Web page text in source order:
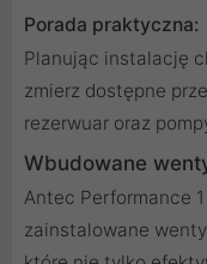
Porada praktyczna:
Planując instalację
zmierz dostępne
rezerwuar oraz
Wbudowane
Antec Performance
zainstalowane